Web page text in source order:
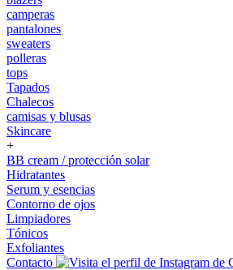
camperas
pantalones
sweaters
polleras
tops
Tapados
Chalecos
camisas y blusas
Skincare
+
BB cream / protección solar
Hidratantes
Serum y esencias
Contorno de ojos
Limpiadores
Tónicos
Exfoliantes
Contacto